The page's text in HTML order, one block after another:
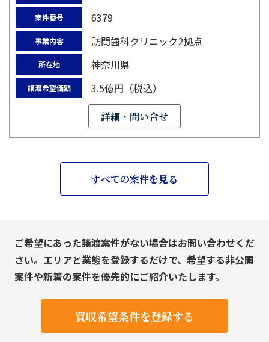
案件番号 6379
事業内容 訪問歯科クリニック2拠点
所在地 神奈川県
譲渡希望価額 3.5億円（税込）
詳細・問い合せ
すべての案件を見る
ご希望にあった譲渡案件がない場合はお問い合わせくだ
さい。エリアと業態を登録するだけで、希望する非公開
案件や新着の案件を優先的にご紹介いたします。
買収希望条件を登録する